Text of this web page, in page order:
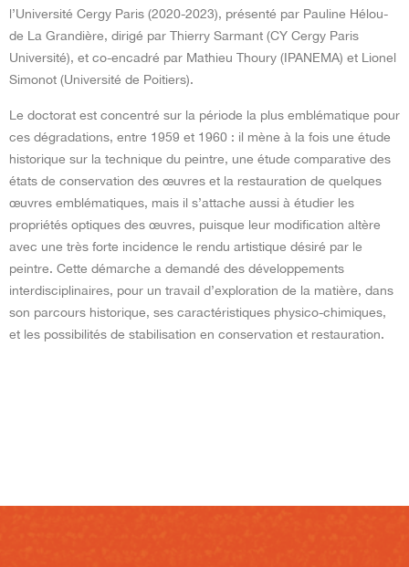
l’Université Cergy Paris (2020-2023), présenté par Pauline Hélou-
de La Grandière, dirigé par Thierry Sarmant (CY Cergy Paris
Université), et co-encadré par Mathieu Thoury (IPANEMA) et Lionel
Simonot (Université de Poitiers).
Le doctorat est concentré sur la période la plus emblématique pour
ces dégradations, entre 1959 et 1960 : il mène à la fois une étude
historique sur la technique du peintre, une étude comparative des
états de conservation des œuvres et la restauration de quelques
œuvres emblématiques, mais il s’attache aussi à étudier les
propriétés optiques des œuvres, puisque leur modification altère
avec une très forte incidence le rendu artistique désiré par le
peintre. Cette démarche a demandé des développements
interdisciplinaires, pour un travail d’exploration de la matière, dans
son parcours historique, ses caractéristiques physico-chimiques,
et les possibilités de stabilisation en conservation et restauration.